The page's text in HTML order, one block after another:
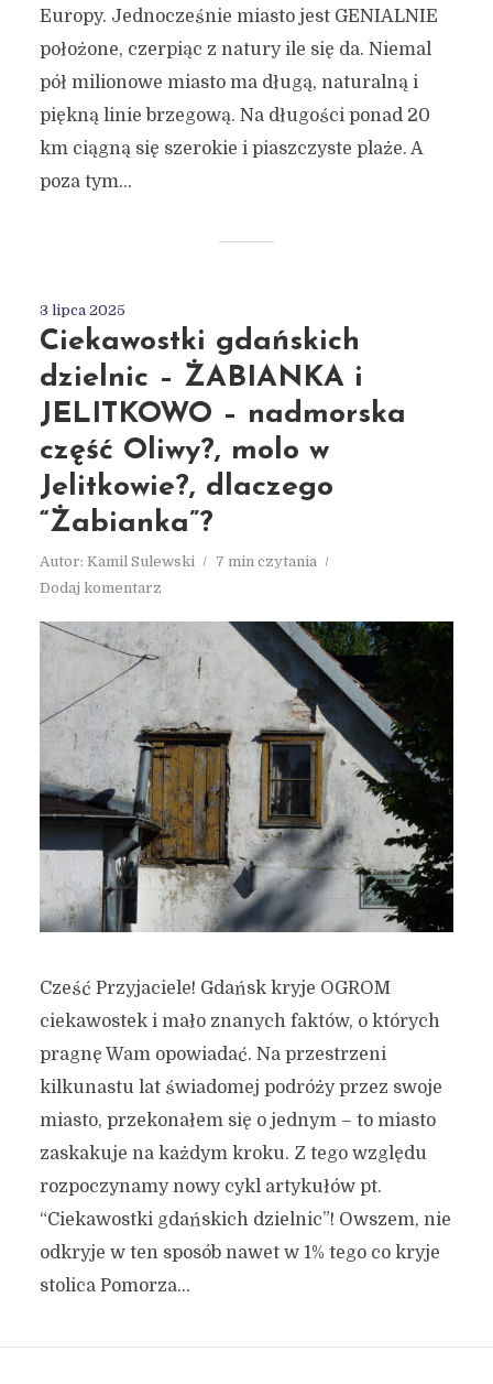
Europy. Jednocześnie miasto jest GENIALNIE
położone, czerpiąc z natury ile się da. Niemal
pół milionowe miasto ma długą, naturalną i
piękną linie brzegową. Na długości ponad 20
km ciągną się szerokie i piaszczyste plaże. A
poza tym...
3 lipca 2025
Ciekawostki gdańskich
dzielnic – ŻABIANKA i
JELITKOWO – nadmorska
część Oliwy?, molo w
Jelitkowie?, dlaczego
“Żabianka”?
Autor: Kamil Sulewski
7 min czytania
Dodaj komentarz
Cześć Przyjaciele! Gdańsk kryje OGROM
ciekawostek i mało znanych faktów, o których
pragnę Wam opowiadać. Na przestrzeni
kilkunastu lat świadomej podróży przez swoje
miasto, przekonałem się o jednym – to miasto
zaskakuje na każdym kroku. Z tego względu
rozpoczynamy nowy cykl artykułów pt.
“Ciekawostki gdańskich dzielnic”! Owszem, nie
odkryje w ten sposób nawet w 1% tego co kryje
stolica Pomorza...